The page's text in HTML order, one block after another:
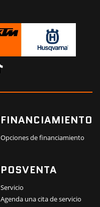
FINANCIAMIENTO
Opciones de financiamiento
POSVENTA
Servicio
Agenda una cita de servicio